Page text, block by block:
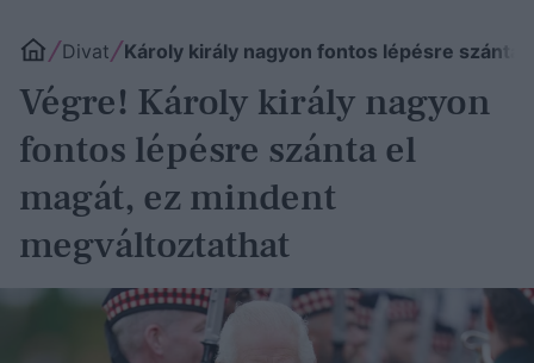
Divat Károly király nagyon fontos lépésre szánta
Végre! Károly király nagyon
fontos lépésre szánta el
magát, ez mindent
megváltoztathat